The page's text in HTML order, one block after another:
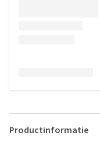
Productinformatie